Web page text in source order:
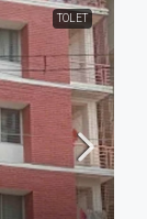
TOLET